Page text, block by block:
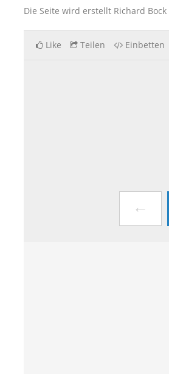
Die Seite wird erstellt Richard Bock
Like Teilen Einbetten
←